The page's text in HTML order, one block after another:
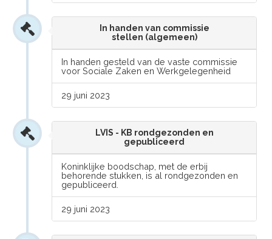
In handen van commissie
stellen (algemeen)
In handen gesteld van de vaste commissie
voor Sociale Zaken en Werkgelegenheid
29 juni 2023
LVIS - KB rondgezonden en
gepubliceerd
Koninklijke boodschap, met de erbij
behorende stukken, is al rondgezonden en
gepubliceerd.
29 juni 2023